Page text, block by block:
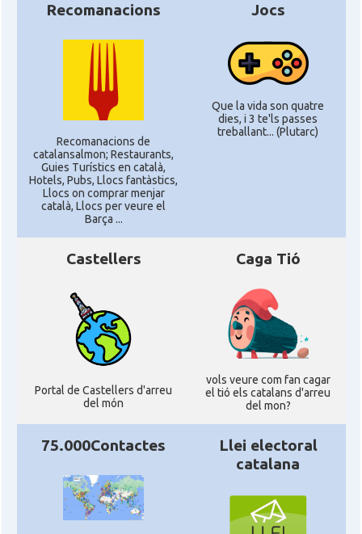
Recomanacions
Recomanacions de
catalansalmon; Restaurants,
Guies Turístics en català,
Hotels, Pubs, Llocs fantàstics,
Llocs on comprar menjar
català, Llocs per veure el
Barça ...
Jocs
Que la vida son quatre
dies, i 3 te'ls passes
treballant... (Plutarc)
Castellers
Portal de Castellers d'arreu
del món
Caga Tió
vols veure com fan cagar
el tió els catalans d'arreu
del mon?
75.000Contactes
Llei electoral
catalana